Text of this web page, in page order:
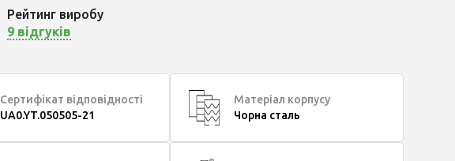
Рейтинг виробу
9 відгуків
Сертифікат відповідності
UA0.YT.050505-21
Матеріал корпусу
Чорна сталь